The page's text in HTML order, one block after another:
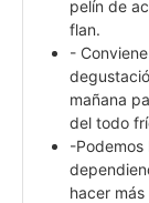
pelín de
flan.
-
mañana
del todo
-Podemos
hacer